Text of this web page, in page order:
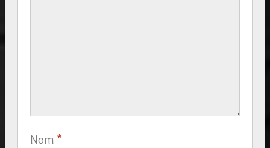
Nom *